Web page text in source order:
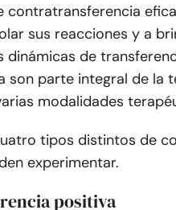
contratransferencia
sus reacciones y a
dinámicas de
son parte integral de la
modalidades
tipos distintos de
experimentar.
positiva